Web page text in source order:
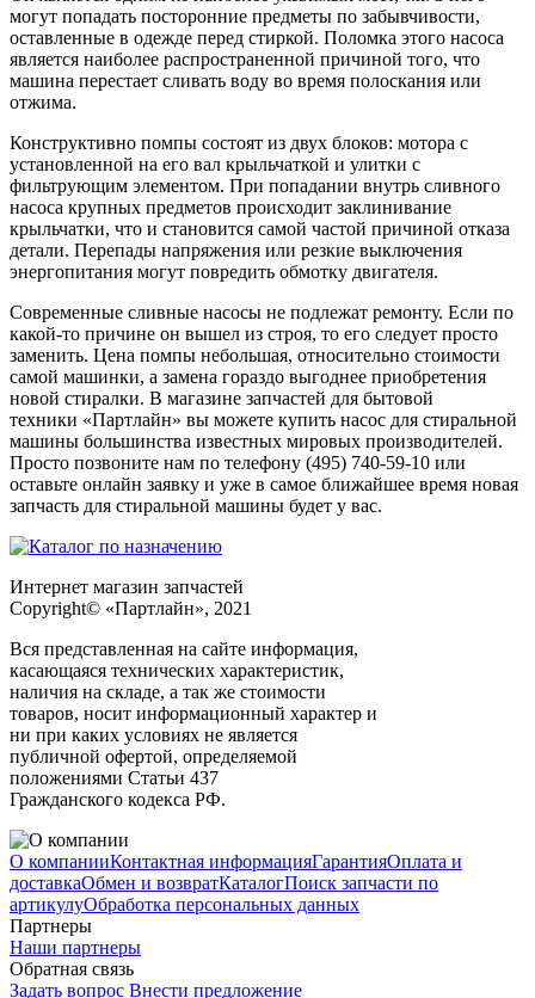
могут попадать посторонние предметы по забывчивости,
оставленные в одежде перед стиркой. Поломка этого насоса
является наиболее распространенной причиной того, что
машина перестает сливать воду во время полоскания или
отжима.
Конструктивно помпы состоят из двух блоков: мотора с
установленной на его вал крыльчаткой и улитки с
фильтрующим элементом. При попадании внутрь сливного
насоса крупных предметов происходит заклинивание
крыльчатки, что и становится самой частой причиной отказа
детали. Перепады напряжения или резкие выключения
энергопитания могут повредить обмотку двигателя.
Современные сливные насосы не подлежат ремонту. Если по
какой-то причине он вышел из строя, то его следует просто
заменить. Цена помпы небольшая, относительно стоимости
самой машинки, а замена гораздо выгоднее приобретения
новой стиралки. В магазине запчастей для бытовой
техники «Партлайн» вы можете купить насос для стиральной
машины большинства известных мировых производителей.
Просто позвоните нам по телефону (495) 740-59-10 или
оставьте онлайн заявку и уже в самое ближайшее время новая
запчасть для стиральной машины будет у вас.
Интернет магазин запчастей
Copyright© «Партлайн», 2021
Вся представленная на сайте информация,
касающаяся технических характеристик,
наличия на складе, а так же стоимости
товаров, носит информационный характер и
ни при каких условиях не является
публичной офертой, определяемой
положениями Статьи 437
Гражданского кодекса РФ.
О компанииКонтактная информацияГарантияОплата и
доставкаОбмен и возвратКаталогПоиск запчасти по
артикулуОбработка персональных данных
Партнеры
Наши партнеры
Обратная связь
Задать вопрос Внести предложение